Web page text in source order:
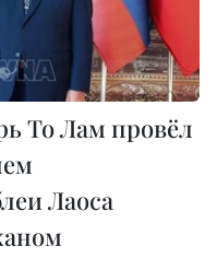
То Лам провёл
Лаоса